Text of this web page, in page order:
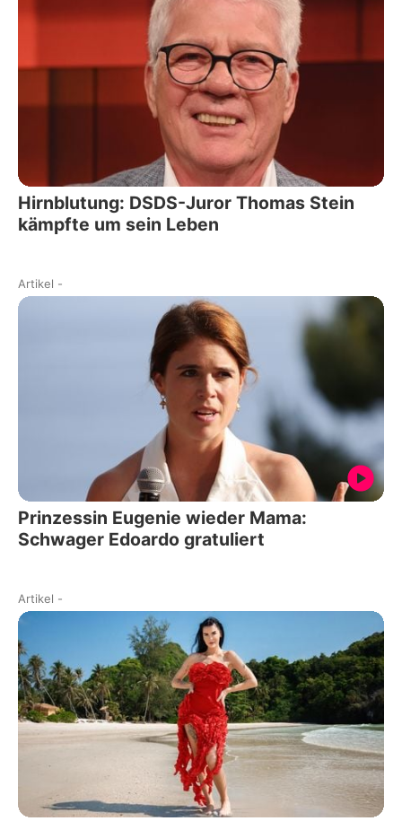
Hirnblutung: DSDS-Juror Thomas Stein
kämpfte um sein Leben
Artikel -
Prinzessin Eugenie wieder Mama:
Schwager Edoardo gratuliert
Artikel -